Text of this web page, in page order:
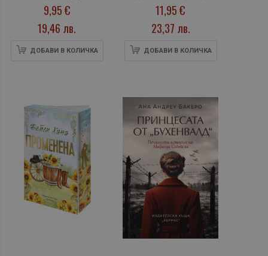
9,95 €
19,46 лв.
ДОБАВИ В КОЛИЧКА
11,95 €
23,37 лв.
ДОБАВИ В КОЛИЧКА